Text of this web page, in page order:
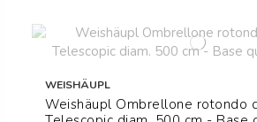
WEISHÄUPL
Weishäupl Ombrellone rotondo